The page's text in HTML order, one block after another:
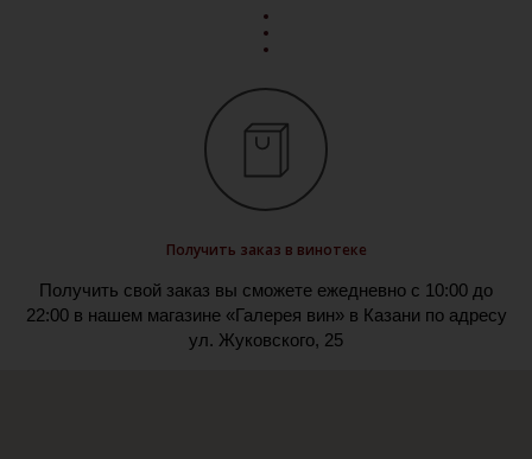
Получить заказ в винотеке
Получить свой заказ вы сможете ежедневно с 10:00 до
22:00 в нашем магазине «Галерея вин» в Казани по адресу
ул. Жуковского, 25